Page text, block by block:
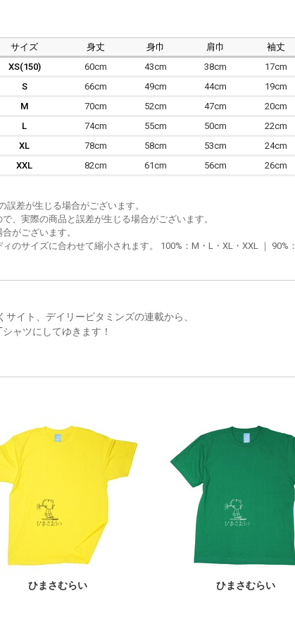
サイズ 身丈 身巾 肩巾
袖丈
XS(150)
60cm 43cm 38cm
17cm
S
66cm 49cm 44cm
19cm
M
70cm 52cm 47cm
20cm
L
74cm 55cm 50cm
22cm
XL
78cm 58cm 53cm
24cm
XXL
82cm 61cm 56cm 26cm
差が生じる場合がございます。
、実際の商品と誤差が生じる場合がございます。
がございます。
のサイズに合わせて縮小されます。 100%：M・L・XL・XXL ｜ 90%：
イト、デイリービタミンズの連載から、
ャツにしてゆきます！
ひまさむらい ひまさむらい